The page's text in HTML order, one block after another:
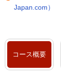
センターに蓄
よくある
ページ）
Japan.com）
コース概要